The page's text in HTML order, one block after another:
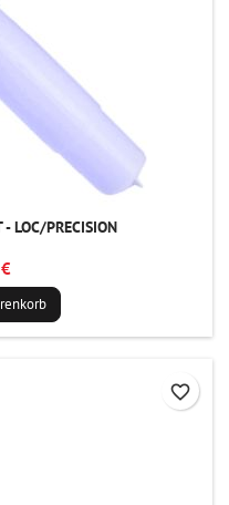
LOC/PRECISION
favorite_border